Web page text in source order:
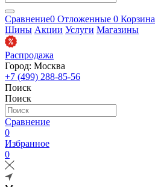
Сравнение0 Отложенные 0 Корзина
Шины Акции Услуги Магазины
Распродажа
Город: Москва
+7 (499) 288-85-56
Поиск
Поиск
Сравнение
0
Избранное
0